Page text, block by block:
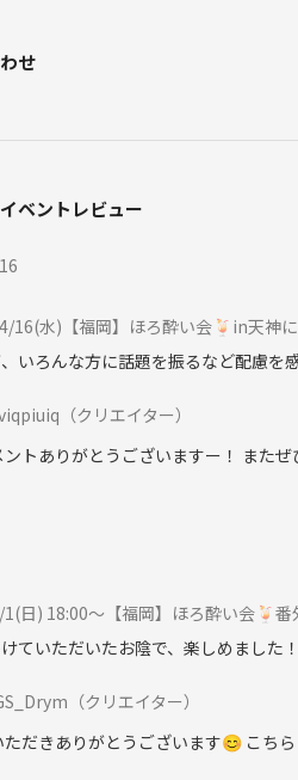
せ
ベントレビュー
16(水)【福岡】ほろ酔い会🍹in天神
いろんな方に話題を振るなど配慮を
（クリエイター）
トありがとうございますー！ また
日) 18:00〜【福岡】ほろ酔い会🍹番
ていただいたお陰で、楽しめまし
（クリエイター）
ただきありがとうございます😊 こち